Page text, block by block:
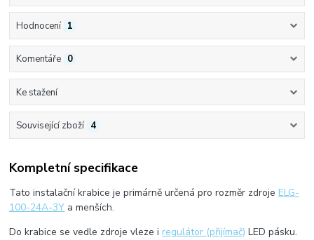
Hodnocení 1
Komentáře 0
Ke stažení
Související zboží 4
Kompletní specifikace
Tato instalační krabice je primárně určená pro rozměr zdroje ELG-
100-24A-3Y a menších.
Do krabice se vedle zdroje vleze i regulátor (přijímač) LED pásku.